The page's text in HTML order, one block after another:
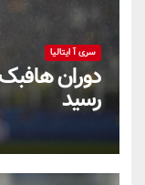
سری آ ایتالیا
دوران هافبک
رسید